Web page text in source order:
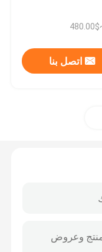
اتصل بنا